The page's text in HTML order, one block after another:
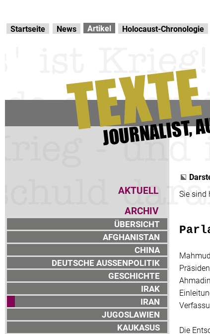
Startseite
News Artikel Holocaust-Chronologie
AKTUELL
ARCHIV
ÜBERSICHT
AFGHANISTAN
CHINA
DEUTSCHE AUSSENPOLITIK
GESCHICHTE
IRAK
IRAN
JUGOSLAWIEN
KAUKASUS
Sie sind
Die